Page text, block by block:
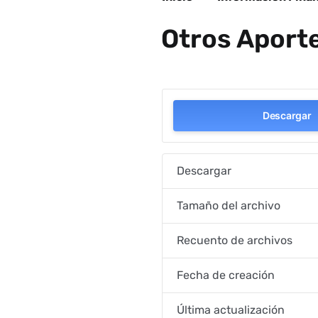
Otros
Descargar
Descargar
Tamaño del archivo
Recuento de archivos
Fecha de creación
Última actualización